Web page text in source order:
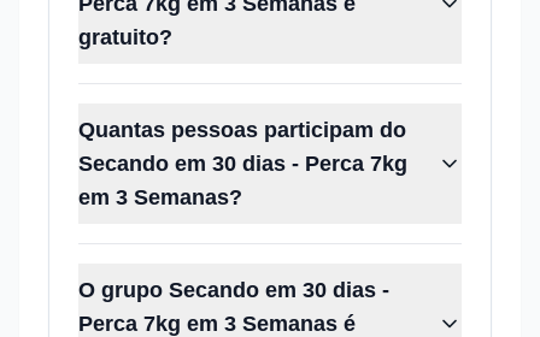
gratuito?
Quantas pessoas participam do
Secando em 30 dias - Perca 7kg
em 3 Semanas?
O grupo Secando em 30 dias -
Perca 7kg em 3 Semanas é